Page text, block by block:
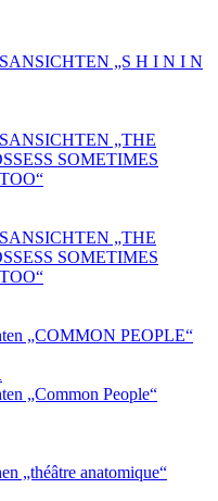
„S H I N I N
„THE
SOMETIMES
„THE
SOMETIMES
„COMMON PEOPLE“
„Common People“
„théâtre anatomique“